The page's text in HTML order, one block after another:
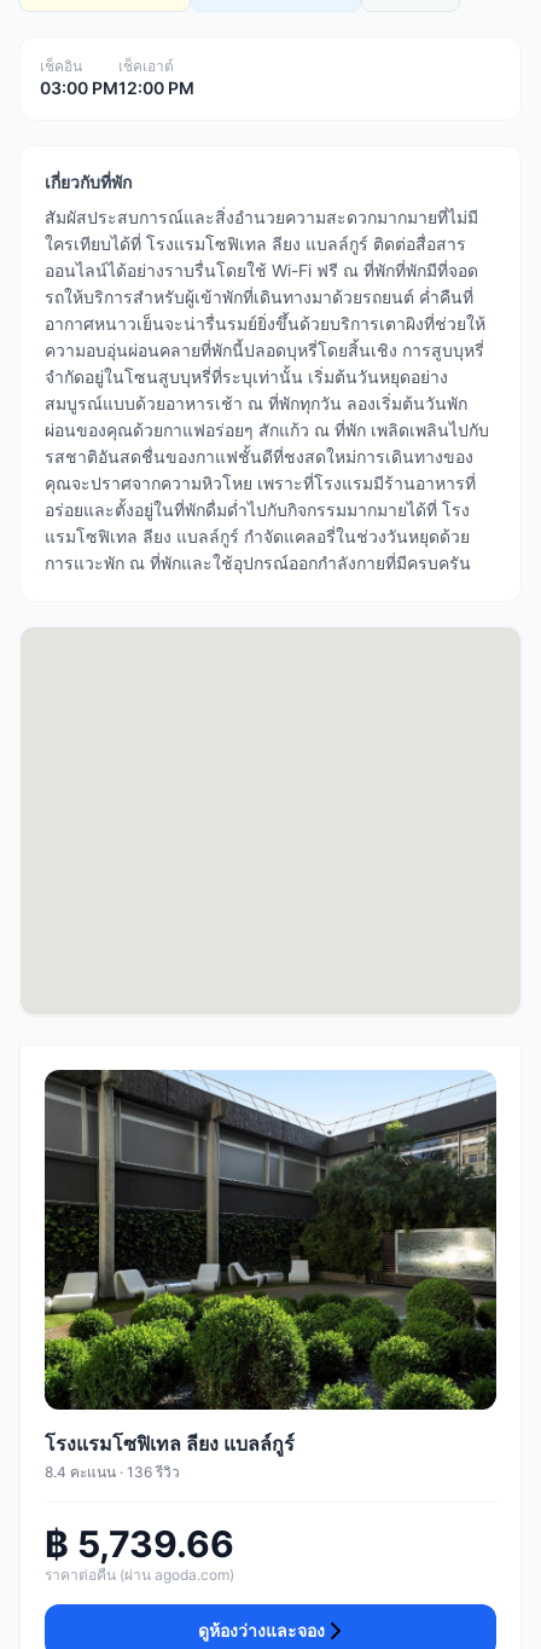
เช็คอิน
03:00 PM
เช็คเอาต์
12:00 PM
เกี่ยวกับที่พัก
สัมผัสประสบการณ์และสิ่งอำนวยความสะดวกมากมายที่ไม่มี
ใครเทียบได้ที่ โรงแรมโซฟิเทล ลียง แบลล์กูร์ ติดต่อสื่อสาร
ออนไลน์ได้อย่างราบรื่นโดยใช้ Wi-Fi ฟรี ณ ที่พักที่พักมีที่จอด
รถให้บริการสำหรับผู้เข้าพักที่เดินทางมาด้วยรถยนต์ ค่ำคืนที่
อากาศหนาวเย็นจะน่ารื่นรมย์ยิ่งขึ้นด้วยบริการเตาผิงที่ช่วยให้
ความอบอุ่นผ่อนคลายที่พักนี้ปลอดบุหรี่โดยสิ้นเชิง การสูบบุหรี่
จำกัดอยู่ในโซนสูบบุหรี่ที่ระบุเท่านั้น เริ่มต้นวันหยุดอย่าง
สมบูรณ์แบบด้วยอาหารเช้า ณ ที่พักทุกวัน ลองเริ่มต้นวันพัก
ผ่อนของคุณด้วยกาแฟอร่อยๆ สักแก้ว ณ ที่พัก เพลิดเพลินไปกับ
รสชาติอันสดชื่นของกาแฟชั้นดีที่ชงสดใหม่การเดินทางของ
คุณจะปราศจากความหิวโหย เพราะที่โรงแรมมีร้านอาหารที่
อร่อยและตั้งอยู่ในที่พักดื่มด่ำไปกับกิจกรรมมากมายได้ที่ โรง
แรมโซฟิเทล ลียง แบลล์กูร์ กำจัดแคลอรี่ในช่วงวันหยุดด้วย
การแวะพัก ณ ที่พักและใช้อุปกรณ์ออกกำลังกายที่มีครบครัน
โรงแรมโซฟิเทล ลียง แบลล์กูร์
8.4 คะแนน · 136 รีวิว
฿ 5,739.66
ราคาต่อคืน (ผ่าน agoda.com)
ดูห้องว่างและจอง